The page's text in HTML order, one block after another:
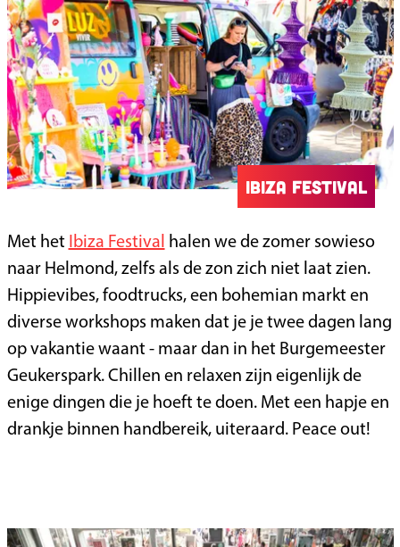
Ibiza Festival
Met het Ibiza Festival halen we de zomer sowieso
naar Helmond, zelfs als de zon zich niet laat zien.
Hippievibes, foodtrucks, een bohemian markt en
diverse workshops maken dat je je twee dagen lang
op vakantie waant - maar dan in het Burgemeester
Geukerspark. Chillen en relaxen zijn eigenlijk de
enige dingen die je hoeft te doen. Met een hapje en
drankje binnen handbereik, uiteraard. Peace out!